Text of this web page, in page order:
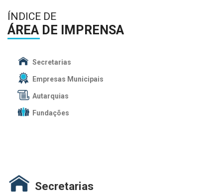
ÍNDICE DE
ÁREA DE IMPRENSA
Secretarias
Empresas Municipais
Autarquias
Fundações
Secretarias